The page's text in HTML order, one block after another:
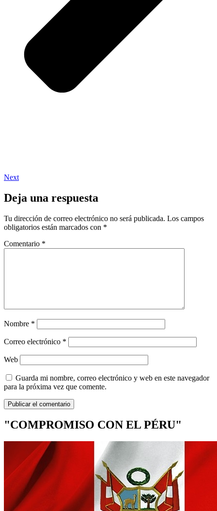
Next
Deja una respuesta
Tu dirección de correo electrónico no será publicada. Los campos
obligatorios están marcados con *
Comentario *
Nombre *
Correo electrónico *
Web
Guarda mi nombre, correo electrónico y web en este navegador
para la próxima vez que comente.
"COMPROMISO CON EL PÉRU"